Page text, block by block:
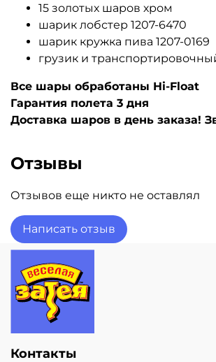
15 золотых шаров хром
шарик лобстер 1207-6470
шарик кружка пива 1207-0169
грузик и
Все шары обработаны Hi-Float
Гарантия полета 3 дня
Доставка шаров в день заказа!
Отзывы
Отзывов еще никто не оставлял
Написать отзыв
Контакты